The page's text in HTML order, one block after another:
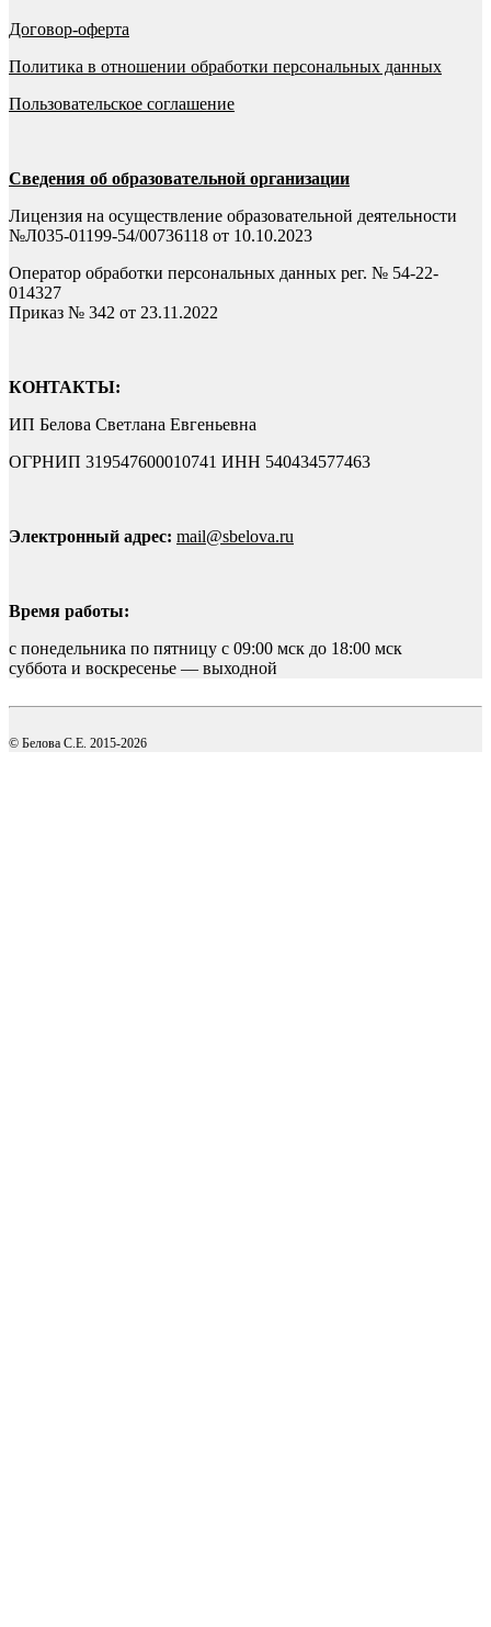
Договор-оферта
Политика в отношении обработки персональных данных
Пользовательское соглашение
Сведения об образовательной организации
Лицензия на осуществление образовательной деятельности
№Л035-01199-54/00736118 от 10.10.2023
Оператор обработки персональных данных рег. № 54-22-
014327
Приказ № 342 от 23.11.2022
КОНТАКТЫ:
ИП Белова Светлана Евгеньевна
ОГРНИП 319547600010741 ИНН 540434577463
Электронный адрес: mail@sbelova.ru
Время работы:
с понедельника по пятницу с 09:00 мск до 18:00 мск
суббота и воскресенье — выходной
© Белова С.Е. 2015-2026